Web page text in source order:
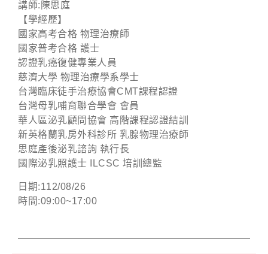
講師:陳思庭
【學經歷】
國家高考合格 物理治療師
國家普考合格 護士
認證乳癌復健專業人員
慈濟大學 物理治療學系學士
台灣臨床徒手治療協會CMT課程認證
台灣母乳哺育聯合學會 會員
華人區泌乳顧問協會 高階課程認證結訓
新英格蘭乳房外科診所 乳腺物理治療師
思庭產後泌乳諮詢 執行長
國際泌乳照護士 ILCSC 培訓總監
日期:112/08/26
時間:09:00~17:00